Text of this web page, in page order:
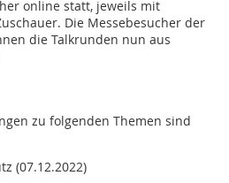
online statt, jeweils mit
Die Messebesucher der
die Talkrunden nun aus
zu folgenden Themen sind
(07.12.2022)